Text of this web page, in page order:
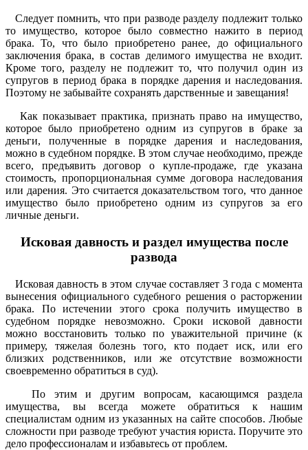
Следует помнить, что при разводе разделу подлежит только
то имущество, которое было совместно нажито в период
брака. То, что было приобретено ранее, до официального
заключения брака, в состав делимого имущества не входит.
Кроме того, разделу не подлежит то, что получил один из
супругов в период брака в порядке дарения и наследования.
Поэтому не забывайте сохранять дарственные и завещания!
Как показывает практика, признать право на имущество,
которое было приобретено одним из супругов в браке за
деньги, полученные в порядке дарения и наследования,
можно в судебном порядке. В этом случае необходимо, прежде
всего, предъявить договор о купле-продаже, где указана
стоимость, пропорциональная сумме договора наследования
или дарения. Это считается доказательством того, что данное
имущество было приобретено одним из супругов за его
личные деньги.
Исковая давность и раздел имущества после
развода
Исковая давность в этом случае составляет 3 года с момента
вынесения официального судебного решения о расторжении
брака. По истечении этого срока получить имущество в
судебном порядке невозможно. Сроки исковой давности
можно восстановить только по уважительной причине (к
примеру, тяжелая болезнь того, кто подает иск, или его
близких родственников, или же отсутствие возможности
своевременно обратиться в суд).
По этим и другим вопросам, касающимся раздела
имущества, вы всегда можете обратиться к нашим
специалистам одним из указанных на сайте способов. Любые
сложности при разводе требуют участия юриста. Поручите это
дело профессионалам и избавьтесь от проблем.